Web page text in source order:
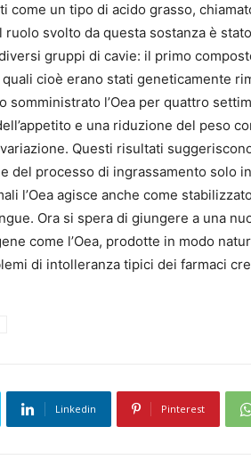
come un tipo di acido grasso,
svolto da questa sostanza è
gruppi di cavie: il primo
cioè erano stati geneticamente
somministrato l’Oea per quattro
e una riduzione del peso
Questi risultati suggeriscono
del processo di ingrassamento solo
l’Oea agisce anche come
Ora si spera di giungere a una
come l’Oea, prodotte in modo
di intolleranza tipici dei farmaci
Linkedin Pinterest